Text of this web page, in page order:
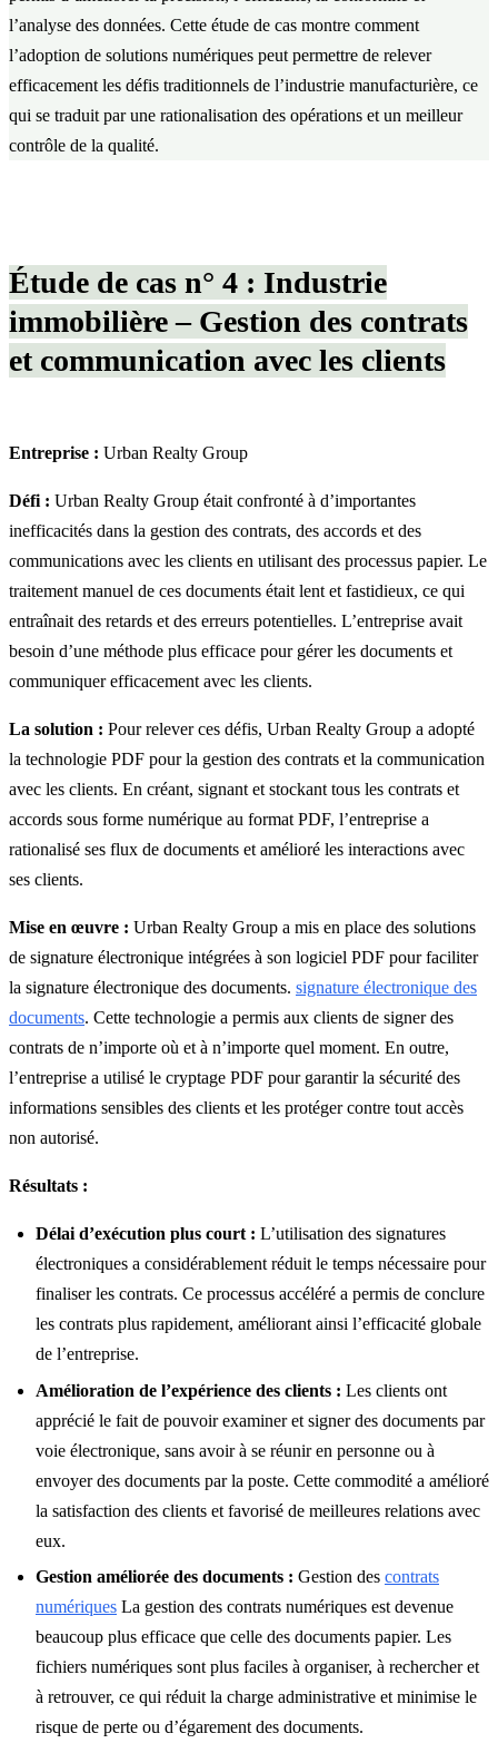
l’analyse des données. Cette étude de cas montre comment
l’adoption de solutions numériques peut permettre de relever
efficacement les défis traditionnels de l’industrie manufacturière, ce
qui se traduit par une rationalisation des opérations et un meilleur
contrôle de la qualité.
Étude de cas n° 4 : Industrie
immobilière – Gestion des contrats
et communication avec les clients
Entreprise : Urban Realty Group
Défi : Urban Realty Group était confronté à d’importantes
inefficacités dans la gestion des contrats, des accords et des
communications avec les clients en utilisant des processus papier. Le
traitement manuel de ces documents était lent et fastidieux, ce qui
entraînait des retards et des erreurs potentielles. L’entreprise avait
besoin d’une méthode plus efficace pour gérer les documents et
communiquer efficacement avec les clients.
La solution : Pour relever ces défis, Urban Realty Group a adopté
la technologie PDF pour la gestion des contrats et la communication
avec les clients. En créant, signant et stockant tous les contrats et
accords sous forme numérique au format PDF, l’entreprise a
rationalisé ses flux de documents et amélioré les interactions avec
ses clients.
Mise en œuvre : Urban Realty Group a mis en place des solutions
de signature électronique intégrées à son logiciel PDF pour faciliter
la signature électronique des documents. signature électronique des
documents. Cette technologie a permis aux clients de signer des
contrats de n’importe où et à n’importe quel moment. En outre,
l’entreprise a utilisé le cryptage PDF pour garantir la sécurité des
informations sensibles des clients et les protéger contre tout accès
non autorisé.
Résultats :
Délai d’exécution plus court : L’utilisation des signatures
électroniques a considérablement réduit le temps nécessaire pour
finaliser les contrats. Ce processus accéléré a permis de conclure
les contrats plus rapidement, améliorant ainsi l’efficacité globale
de l’entreprise.
Amélioration de l’expérience des clients : Les clients ont
apprécié le fait de pouvoir examiner et signer des documents par
voie électronique, sans avoir à se réunir en personne ou à
envoyer des documents par la poste. Cette commodité a amélioré
la satisfaction des clients et favorisé de meilleures relations avec
eux.
Gestion améliorée des documents : Gestion des contrats
numériques La gestion des contrats numériques est devenue
beaucoup plus efficace que celle des documents papier. Les
fichiers numériques sont plus faciles à organiser, à rechercher et
à retrouver, ce qui réduit la charge administrative et minimise le
risque de perte ou d’égarement des documents.